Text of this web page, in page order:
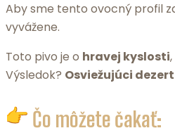
Aby sme tento ovocný profil
vyvážene.
Toto pivo je o hravej kyslosti
Výsledok? Osviežujúci
Čo môžete čakať: